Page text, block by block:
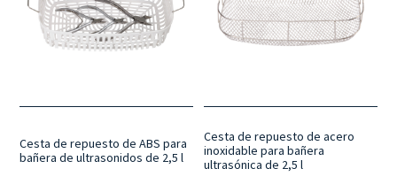
Cesta de repuesto de ABS para
bañera de ultrasonidos de 2,5 l
Cesta de repuesto de acero
inoxidable para bañera
ultrasónica de 2,5 l